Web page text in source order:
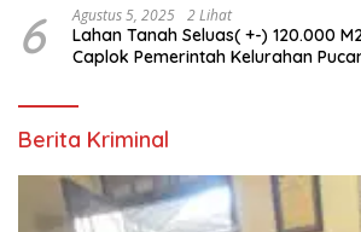
6 Agustus 5, 2025 2 Lihat
Lahan Tanah Seluas( +-) 120.000
Caplok Pemerintah Kelurahan
Berita Kriminal